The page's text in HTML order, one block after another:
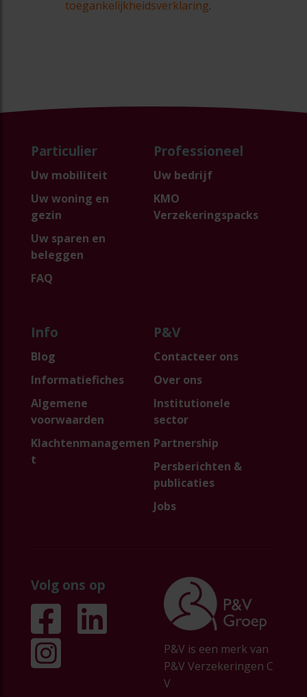
toegankelijkheidsverklaring.
Particulier
Uw mobiliteit
Uw woning en
gezin
Uw sparen en
beleggen
FAQ
Professioneel
Uw bedrijf
KMO
Verzekeringspacks
Info
Blog
Informatiefiches
Algemene
voorwaarden
Klachtenmanagemen
t
P&V
Contacteer ons
Over ons
Institutionele
sector
Partnership
Persberichten &
publicaties
Jobs
Volg ons op
P&V is een merk van
P&V Verzekeringen C
V